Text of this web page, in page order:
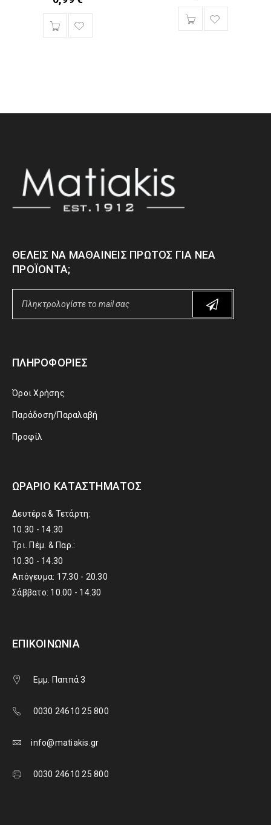
ΘΈΛΕΙΣ ΝΑ ΜΑΘΑΊΝΕΙΣ ΠΡΏΤΟΣ ΓΙΑ ΝΈΑ
ΠΡΟΪΌΝΤΑ;
ΠΛΗΡΟΦΟΡΊΕΣ
Όροι Χρήσης
Παράδοση/Παραλαβή
Προφίλ
ΩΡΆΡΙΟ ΚΑΤΑΣΤΉΜΑΤΟΣ
Δευτέρα & Τετάρτη:
10.30 - 14.30
Τρι. Πέμ. & Παρ.:
10.30 - 14.30
Απόγευμα: 17.30 - 20.30
Σάββατο: 10.00 - 14.30
ΕΠΙΚΟΙΝΩΝΊΑ
Εμμ. Παππά 3
0030 24610 25 800
info@matiakis.gr
0030 24610 25 800